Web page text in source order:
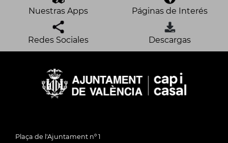
Nuestras Apps Páginas de Interés
Redes Sociales Descargas
Plaça de l'Ajuntament nº 1